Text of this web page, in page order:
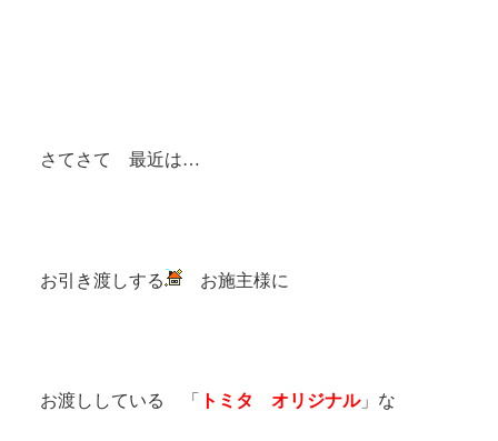
さてさて 最近は…
お引き渡しする お施主様に
お渡ししている 「 トミタ オリジナル」な